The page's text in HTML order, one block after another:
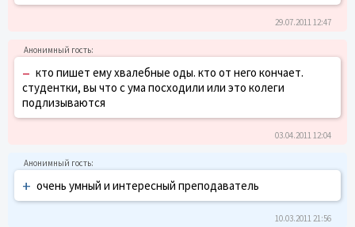
29.07.2011 12:47
– кто пишет ему хвалебные оды. кто от него кончает.
студентки, вы что с ума посходили или это колеги
подлизываются
03.04.2011 12:04
+ очень умный и интересный преподаватель
10.03.2011 21:56